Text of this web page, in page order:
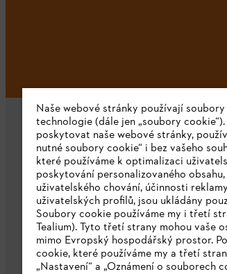
Společnost
O nás
Stáhnout katalog
Naše webové stránky používají
technologie (dále jen „soubory
poskytovat naše webové stránky,
nutné soubory cookie“ i bez vašeho
které používáme k optimalizaci
poskytování personalizovaného
uživatelského chování, účinnosti
uživatelských profilů, jsou ukládány
Soubory cookie používáme my i třetí
Tealium). Tyto třetí strany mohou vaše
mimo Evropský hospodářský prostor.
cookie, které používáme my a třetí
„Nastavení“ a „Oznámení o souborech